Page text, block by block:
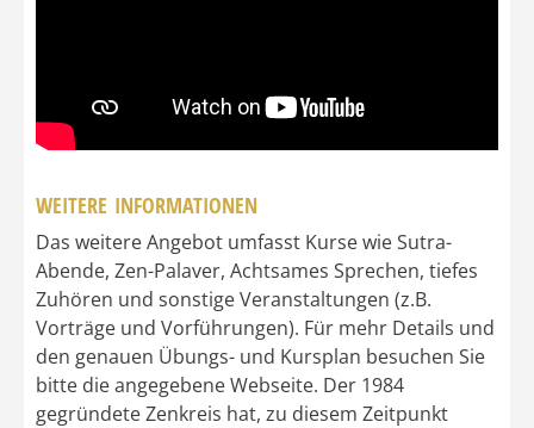
WEITERE INFORMATIONEN
Das weitere Angebot umfasst Kurse wie Sutra-
Abende, Zen-Palaver, Achtsames Sprechen, tiefes
Zuhören und sonstige Veranstaltungen (z.B.
Vorträge und Vorführungen). Für mehr Details und
den genauen Übungs- und Kursplan besuchen Sie
bitte die angegebene Webseite. Der 1984
gegründete Zenkreis hat, zu diesem Zeitpunkt